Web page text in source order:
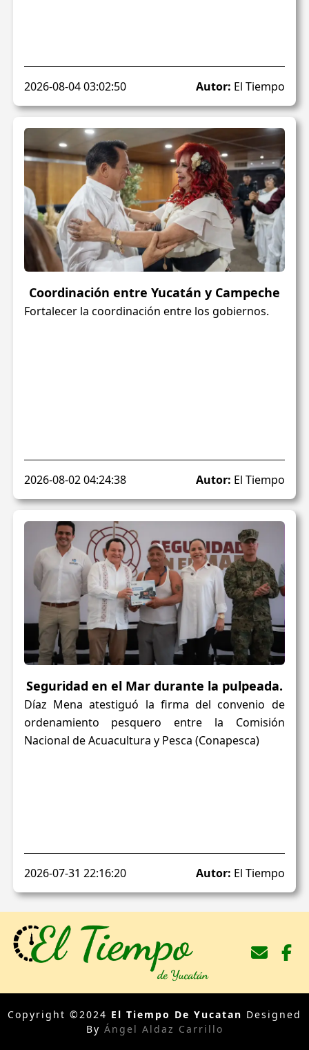
2026-08-04 03:02:50 Autor: El Tiempo
Coordinación entre Yucatán y Campeche
Fortalecer la coordinación entre los gobiernos.
2026-08-02 04:24:38 Autor: El Tiempo
Seguridad en el Mar durante la pulpeada.
Díaz Mena atestiguó la firma del convenio de
ordenamiento pesquero entre la Comisión
Nacional de Acuacultura y Pesca (Conapesca)
2026-07-31 22:16:20 Autor: El Tiempo
Copyright ©2024 El Tiempo De Yucatan Designed
By Ángel Aldaz Carrillo